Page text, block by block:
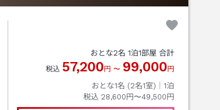
おとな2名 1泊1部屋 合計
税込 57,200 円 〜 99,000 円
おとな1名 (2名1室)｜ 1泊
税込 28,600円〜49,500円